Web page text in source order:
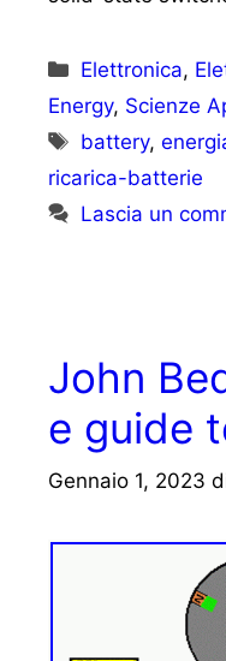
Categorie
Elettronica,
Energy, Scienze
Tag
battery,
ricarica-batterie
Lascia un
John
e guide
Gennaio 1, 2023